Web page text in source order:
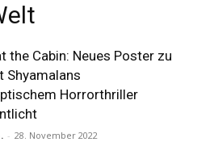
the Cabin: Neues Poster zu
Shyamalans
Horrorthriller
- 28. November 2022